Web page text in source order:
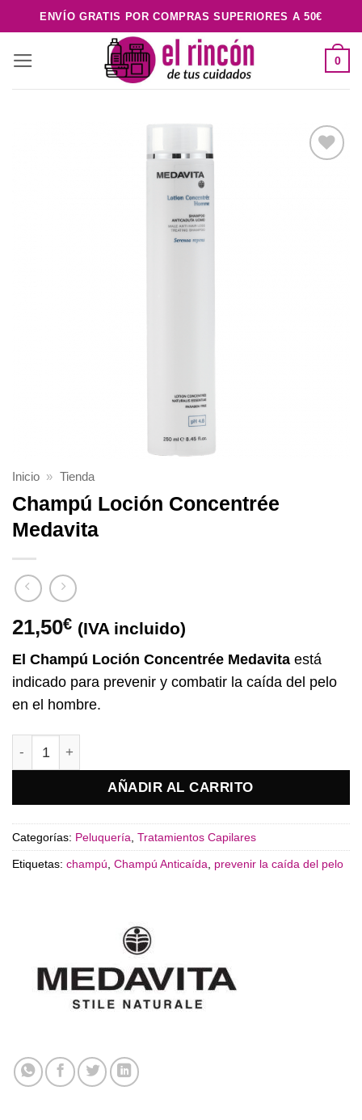
al
contenido
ENVÍO GRATIS POR COMPRAS SUPERIORES A 50€
0
Inicio » Tienda
Champú Loción Concentrée
Medavita
21,50€ (IVA incluido)
El Champú Loción Concentrée Medavita está
indicado para prevenir y combatir la caída del pelo
en el hombre.
AÑADIR AL CARRITO
Categorías: Peluquería Tratamientos Capilares
Etiquetas: champú Champú Anticaída prevenir la caída del pelo